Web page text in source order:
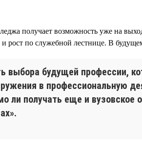
получает возможность уже на
по служебной лестнице. В
выбора будущей профессии,
в профессиональную
ли получать еще и